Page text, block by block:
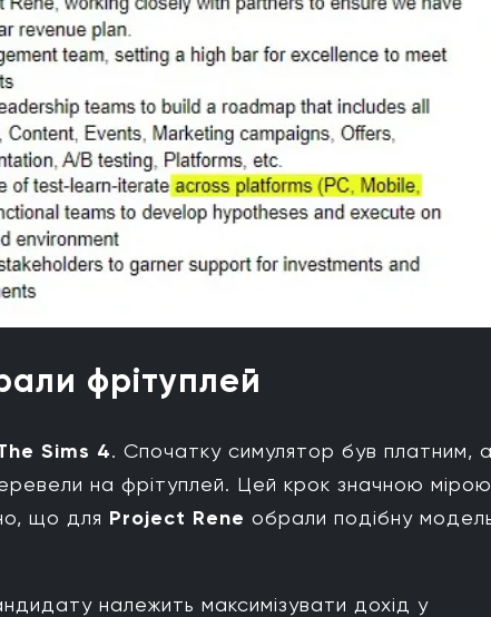
фрітуплей
Sims 4. Спочатку симулятор був платним,
на фрітуплей. Цей крок значною мірою
що для Project Rene обрали подібну
належить максимізувати дохід у